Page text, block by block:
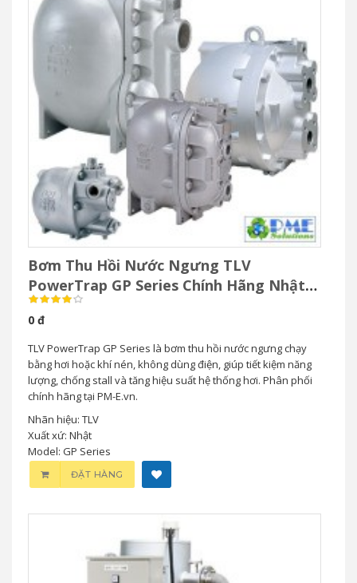
Bơm Thu Hồi Nước Ngưng TLV
PowerTrap GP Series Chính Hãng Nhật
Bản
0 đ
TLV PowerTrap GP Series là bơm thu hồi nước ngưng chạy
bằng hơi hoặc khí nén, không dùng điện, giúp tiết kiệm năng
lượng, chống stall và tăng hiệu suất hệ thống hơi. Phân phối
chính hãng tại PM-E.vn.
Nhãn hiệu: TLV
Xuất xứ: Nhật
Model: GP Series
ĐẶT HÀNG